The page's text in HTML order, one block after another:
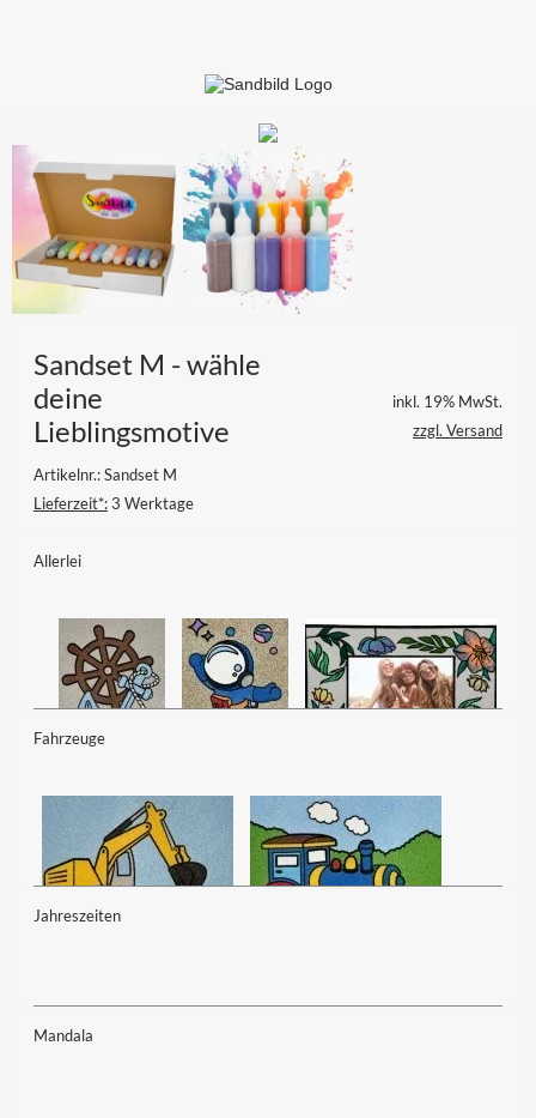
Sandset M - wähle
deine
Lieblingsmotive
Artikelnr.: Sandset M
Lieferzeit*:3 Werktage
inkl. 19% MwSt.
zzgl. Versand
Allerlei
Fahrzeuge
Jahreszeiten
Mandala